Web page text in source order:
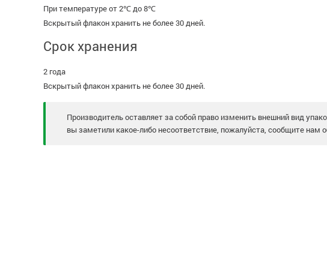
При температуре от 2℃ до 8℃
Вскрытый флакон хранить не более 30 дней.
Срок хранения
2 года
Вскрытый флакон хранить не более 30 дней.
Производитель оставляет за собой право изменить внешний вид
вы заметили какое-либо несоответствие, пожалуйста, сообщите нам